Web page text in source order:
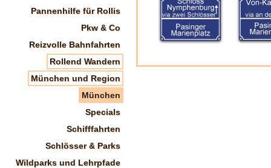
Pannenhilfe für Rollis
Pkw & Co
Reizvolle Bahnfahrten
Rollend Wandern
München und Region
München
Specials
Schifffahrten
Schlösser & Parks
Wildparks und Lehrpfade